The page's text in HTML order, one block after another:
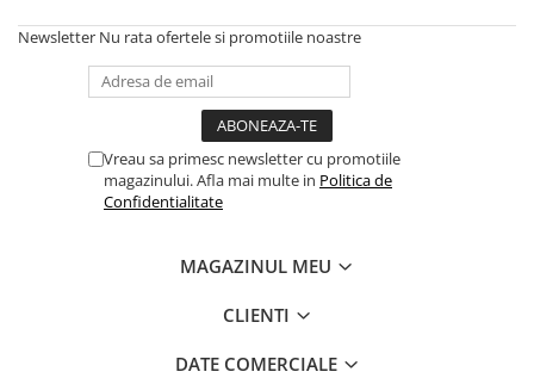
Newsletter Nu rata ofertele si promotiile noastre
Vreau sa primesc newsletter cu promotiile
magazinului. Afla mai multe in Politica de
Confidentialitate
MAGAZINUL MEU
CLIENTI
DATE COMERCIALE